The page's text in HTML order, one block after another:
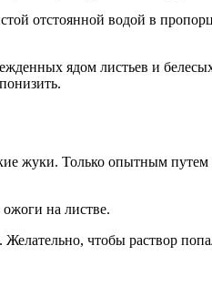
отстоянной водой в
ядом листьев и
жуки. Только опытным
на листве.
чтобы раствор